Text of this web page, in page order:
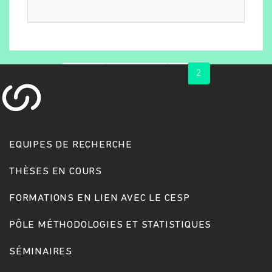
2
EQUIPES DE RECHERCHE
THÈSES EN COURS
FORMATIONS EN LIEN AVEC LE CESP
PÔLE MÉTHODOLOGIES ET STATISTIQUES
SÉMINAIRES